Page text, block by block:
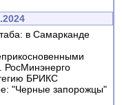
в Самарканде
РосМинэнерго
БРИКС
"Черные запорожцы"